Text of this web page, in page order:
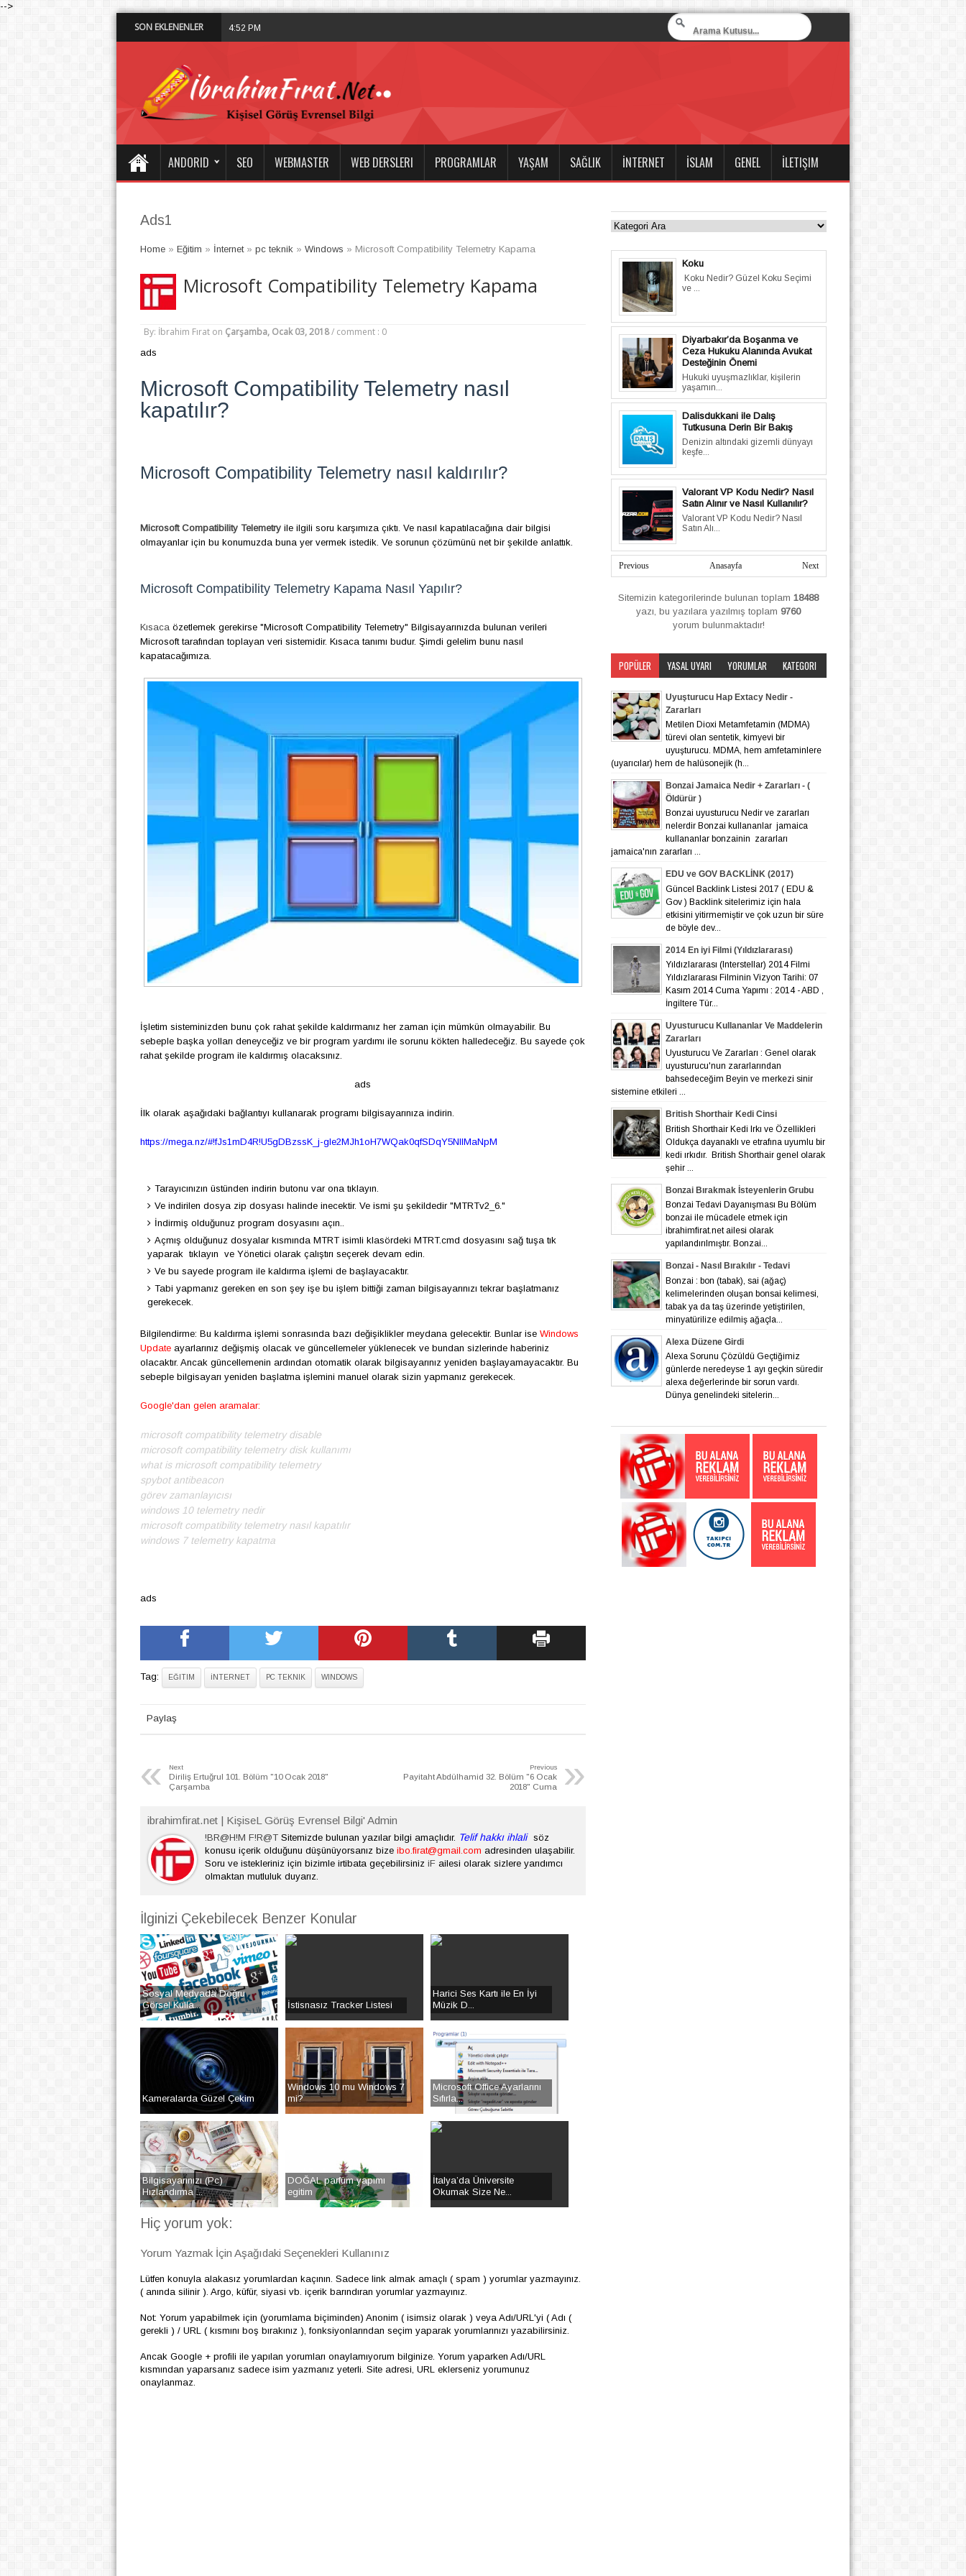
-->
SON EKLENENLER 4:52 PM
ANDORID SEO WEBMASTER WEB DERSLERI PROGRAMLAR YAŞAM SAĞLIK İNTERNET İSLAM GENEL İLETIŞIM
Ads1
Home» Eğitim » İnternet» pc teknik » Windows » Microsoft Compatibility Telemetry Kapama
Microsoft Compatibility Telemetry Kapama
By: İbrahim Fırat on Çarşamba, Ocak 03, 2018 / comment : 0
ads
Microsoft Compatibility Telemetry nasıl
kapatılır?
Microsoft Compatibility Telemetry nasıl kaldırılır?
Microsoft Compatibility Telemetryile ilgili soru karşımıza çıktı. Ve nasıl kapatılacağına dair bilgisi
olmayanlar için bu konumuzda buna yer vermek istedik. Ve sorunun çözümünü net bir şekilde anlattık.
Microsoft Compatibility Telemetry Kapama Nasıl Yapılır?
Kısaca özetlemek gerekirse "Microsoft Compatibility Telemetry" Bilgisayarınızda bulunan verileri
Microsoft tarafından toplayan veri sistemidir. Kısaca tanımı budur. Şimdi gelelim bunu nasıl
kapatacağımıza.
İşletim sisteminizden bunu çok rahat şekilde kaldırmanız her zaman için mümkün olmayabilir. Bu
sebeple başka yolları deneyceğiz ve bir program yardımı ile sorunu kökten halledeceğiz. Bu sayede çok
rahat şekilde program ile kaldırmış olacaksınız.
ads
İlk olarak aşağıdaki bağlantıyı kullanarak programı bilgisayarınıza indirin.
https://mega.nz/#!fJs1mD4R!U5gDBzssK_j-gle2MJh1oH7WQak0qfSDqY5NIIMaNpM
Tarayıcınızın üstünden indirin butonu var ona tıklayın.
Ve indirilen dosya zip dosyası halinde inecektir. Ve ismi şu şekildedir "MTRTv2_6."
İndirmiş olduğunuz program dosyasını açın..
Açmış olduğunuz dosyalar kısmında MTRT isimli klasördeki MTRT.cmd dosyasını sağ tuşa tık
yaparak tıklayın ve Yönetici olarak çalıştırı seçerek devam edin.
Ve bu sayede program ile kaldırma işlemi de başlayacaktır.
Tabi yapmanız gereken en son şey işe bu işlem bittiği zaman bilgisayarınızı tekrar başlatmanız
gerekecek.
Bilgilendirme: Bu kaldırma işlemi sonrasında bazı değişiklikler meydana gelecektir. Bunlar ise Windows
Updateayarlarınız değişmiş olacak ve güncellemeler yüklenecek ve bundan sizlerinde haberiniz
olacaktır. Ancak güncellemenin ardından otomatik olarak bilgisayarınız yeniden başlayamayacaktır. Bu
sebeple bilgisayarı yeniden başlatma işlemini manuel olarak sizin yapmanız gerekecek.
Google'dan gelen aramalar:
microsoft compatibility telemetry disable
microsoft compatibility telemetry disk kullanımı
what is microsoft compatibility telemetry
spybot antibeacon
görev zamanlayıcısı
windows 10 telemetry nedir
microsoft compatibility telemetry nasıl kapatılır
windows 7 telemetry kapatma
ads
Tag: EĞITIM İNTERNET PC TEKNIK WINDOWS
Paylaş
« Next
Diriliş Ertuğrul 101. Bölüm "10 Ocak 2018"
Çarşamba
»
Previous
Payitaht Abdülhamid 32. Bölüm "6 Ocak
2018" Cuma
ibrahimfirat.net | KişiseL Görüş Evrensel Bilgi' Admin
!BR@H!M F!R@TSitemizde bulunan yazılar bilgi amaçlıdır. Telif hakkı ihlali
söz
konusu içerik olduğunu düşünüyorsanız bize ibo.firat@gmail.com adresinden ulaşabilir.
Soru ve istekleriniz için bizimle irtibata geçebilirsiniz iF ailesi olarak sizlere yarıdımcı
olmaktan mutluluk duyarız.
İlginizi Çekebilecek Benzer Konular
Sosyal Medyada Doğru
Görsel Kulla...
İstisnasız Tracker Listesi
Harici Ses Kartı ile En İyi
Müzik D...
Kameralarda Güzel Çekim
Windows 10 mu Windows 7
mi?
Microsoft Office Ayarlarını
Sıfırla...
Bilgisayarınızı (Pc)
Hızlandırma ...
DOĞAL parfüm yapımı
egitim
İtalya’da Üniversite
Okumak Size Ne...
Hiç yorum yok:
Yorum Yazmak İçin Aşağıdaki Seçenekleri Kullanınız
Lütfen konuyla alakasız yorumlardan kaçının. Sadece link almak amaçlı ( spam ) yorumlar yazmayınız.
( anında silinir ). Argo, küfür, siyasi vb. içerik barındıran yorumlar yazmayınız.
Not: Yorum yapabilmek için (yorumlama biçiminden) Anonim ( isimsiz olarak ) veya Adı/URL'yi ( Adı (
gerekli ) / URL ( kısmını boş bırakınız ), fonksiyonlarından seçim yaparak yorumlarınızı yazabilirsiniz.
Ancak Google + profili ile yapılan yorumları onaylamıyorum bilginize. Yorum yaparken Adı/URL
kısmından yaparsanız sadece isim yazmanız yeterli. Site adresi, URL eklerseniz yorumunuz
onaylanmaz.
Koku
Koku Nedir? Güzel Koku Seçimi
ve ...
Diyarbakır’da Boşanma ve
Ceza Hukuku Alanında Avukat
Desteğinin Önemi
Hukuki uyuşmazlıklar, kişilerin
yaşamın...
Dalisdukkani ile Dalış
Tutkusuna Derin Bir Bakış
Denizin altındaki gizemli dünyayı
keşfe...
Valorant VP Kodu Nedir? Nasıl
Satın Alınır ve Nasıl Kullanılır?
Valorant VP Kodu Nedir? Nasıl
Satın Alı...
Previous Next
Anasayfa
Sitemizin kategorilerinde bulunan toplam 18488
yazı, bu yazılara yazılmış toplam 9760
yorum bulunmaktadır!
POPÜLER YASAL UYARI YORUMLAR KATEGORI
Uyuşturucu Hap Extacy Nedir -
Zararları
Metilen Dioxi Metamfetamin (MDMA)
türevi olan sentetik, kimyevi bir
uyuşturucu. MDMA, hem amfetaminlere
(uyarıcılar) hem de halüsonejik (h...
Bonzai Jamaica Nedir + Zararları - (
Öldürür )
Bonzai uyusturucu Nedir ve zararları
nelerdir Bonzai kullananlar jamaica
kullananlar bonzainin zararları
jamaica'nın zararları ...
EDU ve GOV BACKLİNK (2017)
Güncel Backlink Listesi 2017 ( EDU &
Gov ) Backlink sitelerimiz için hala
etkisini yitirmemiştir ve çok uzun bir süre
de böyle dev...
2014 En iyi Filmi (Yıldızlararası)
Yıldızlararası (Interstellar) 2014 Filmi
Yıldızlararası Filminin Vizyon Tarihi: 07
Kasım 2014 Cuma Yapımı : 2014 - ABD ,
İngiltere Tür...
Uyusturucu Kullananlar Ve Maddelerin
Zararları
Uyusturucu Ve Zararları : Genel olarak
uyusturucu'nun zararlarından
bahsedeceğim Beyin ve merkezi sinir
sistemine etkileri ...
British Shorthair Kedi Cinsi
British Shorthair Kedi Irkı ve Özellikleri
Oldukça dayanaklı ve etrafına uyumlu bir
kedi ırkıdır. British Shorthair genel olarak
şehir ...
Bonzai Bırakmak İsteyenlerin Grubu
Bonzai Tedavi Dayanışması Bu Bölüm
bonzai ile mücadele etmek için
ibrahimfirat.net ailesi olarak
yapılandırılmıştır. Bonzai...
Bonzai - Nasıl Bırakılır - Tedavi
Bonzai : bon (tabak), sai (ağaç)
kelimelerinden oluşan bonsai kelimesi,
tabak ya da taş üzerinde yetiştirilen,
minyatürilize edilmiş ağaçla...
Alexa Düzene Girdi
Alexa Sorunu Çözüldü Geçtiğimiz
günlerde neredeyse 1 ayı geçkin süredir
alexa değerlerinde bir sorun vardı.
Dünya genelindeki sitelerin...